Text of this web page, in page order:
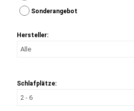
Sonderangebot
Hersteller:
Schlafplätze: